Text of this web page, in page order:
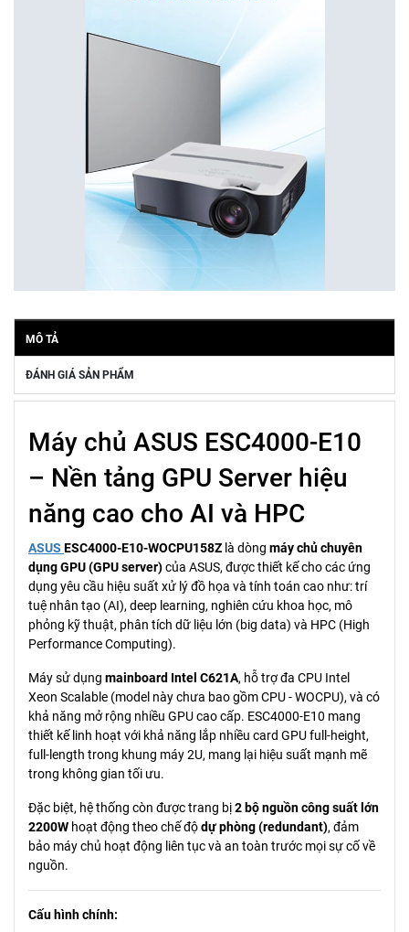
MÔ TẢ
ĐÁNH GIÁ SẢN PHẨM
Máy chủ ASUS ESC4000-E10
– Nền tảng GPU Server hiệu
năng cao cho AI và HPC
ASUS ESC4000-E10-WOCPU158Z là dòng máy chủ chuyên
dụng GPU (GPU server)của ASUS, được thiết kế cho các ứng
dụng yêu cầu hiệu suất xử lý đồ họa và tính toán cao như: trí
tuệ nhân tạo (AI), deep learning, nghiên cứu khoa học, mô
phỏng kỹ thuật, phân tích dữ liệu lớn (big data) và HPC (High
Performance Computing).
Máy sử dụng mainboard Intel C621A, hỗ trợ đa CPU Intel
Xeon Scalable (model này chưa bao gồm CPU - WOCPU), và có
khả năng mở rộng nhiều GPU cao cấp. ESC4000-E10 mang
thiết kế linh hoạt với khả năng lắp nhiều card GPU full-height,
full-length trong khung máy 2U, mang lại hiệu suất mạnh mẽ
trong không gian tối ưu.
Đặc biệt, hệ thống còn được trang bị2 bộ nguồn công suất lớn
2200W hoạt động theo chế độdự phòng (redundant), đảm
bảo máy chủ hoạt động liên tục và an toàn trước mọi sự cố về
nguồn.
Cấu hình chính: